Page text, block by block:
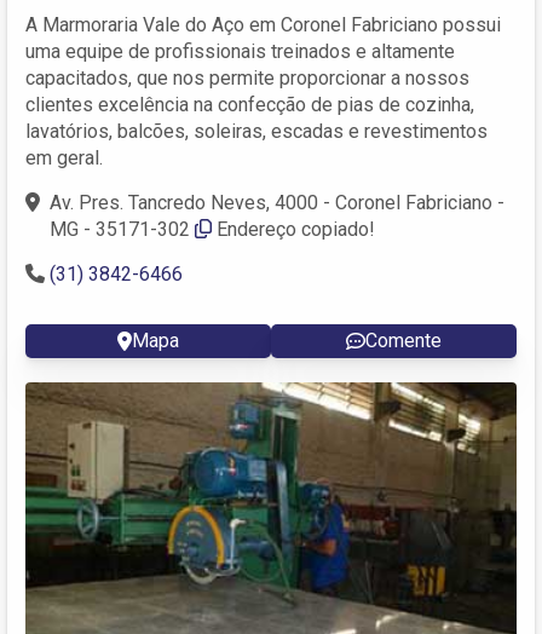
A Marmoraria Vale do Aço em Coronel Fabriciano possui
uma equipe de profissionais treinados e altamente
capacitados, que nos permite proporcionar a nossos
clientes excelência na confecção de pias de cozinha,
lavatórios, balcões, soleiras, escadas e revestimentos
em geral.
Av. Pres. Tancredo Neves, 4000 - Coronel Fabriciano -
MG - 35171-302‎
Endereço copiado!
(31) 3842-6466
Mapa Comente